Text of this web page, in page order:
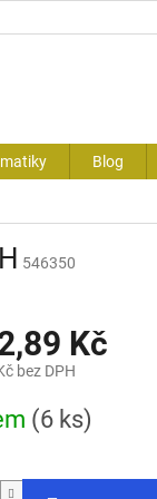
Blog
546350
Kč
bez DPH
(6 ks)